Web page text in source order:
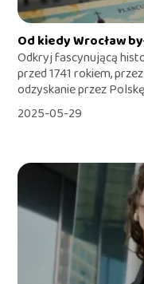
Od kiedy Wrocław
Odkryj fascynującą
przed 1741 rokiem,
odzyskanie przez
2025-05-29